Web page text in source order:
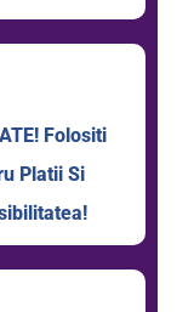
Folositi
Platii Si